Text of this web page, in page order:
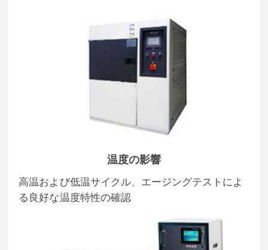
温度の影響
高温および低温サイクル、エージングテストによ
る良好な温度特性の確認